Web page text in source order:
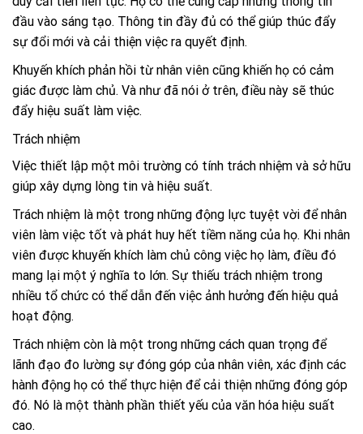
đầu vào sáng tạo. Thông tin đầy đủ có thể giúp thúc đẩy
sự đổi mới và cải thiện việc ra quyết định.
Khuyến khích phản hồi từ nhân viên cũng khiến họ có cảm
giác được làm chủ. Và như đã nói ở trên, điều này sẽ thúc
đẩy hiệu suất làm việc.
Trách nhiệm
Việc thiết lập một môi trường có tính trách nhiệm và sở hữu
giúp xây dựng lòng tin và hiệu suất.
Trách nhiệm là một trong những động lực tuyệt vời để nhân
viên làm việc tốt và phát huy hết tiềm năng của họ. Khi nhân
viên được khuyến khích làm chủ công việc họ làm, điều đó
mang lại một ý nghĩa to lớn. Sự thiếu trách nhiệm trong
nhiều tổ chức có thể dẫn đến việc ảnh hưởng đến hiệu quả
hoạt động.
Trách nhiệm còn là một trong những cách quan trọng để
lãnh đạo đo lường sự đóng góp của nhân viên, xác định các
hành động họ có thể thực hiện để cải thiện những đóng góp
đó. Nó là một thành phần thiết yếu của văn hóa hiệu suất
cao.